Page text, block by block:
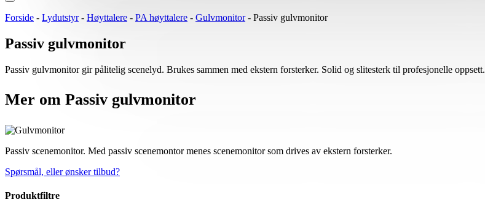
Forside - Lydutstyr- Høyttalere - PA høyttalere - Gulvmonitor- Passiv gulvmonitor
Passiv gulvmonitor
Passiv gulvmonitor gir pålitelig scenelyd. Brukes sammen med ekstern forsterker. Solid og slitesterk til profesjonelle oppsett.
Mer om Passiv gulvmonitor
Passiv scenemonitor. Med passiv scenemontor menes scenemonitor som drives av ekstern forsterker.
Spørsmål, eller ønsker tilbud?
Produktfiltre